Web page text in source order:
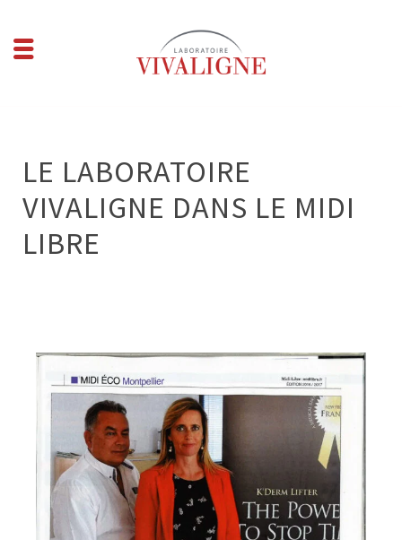
LE LABORATOIRE
VIVALIGNE DANS LE MIDI
LIBRE